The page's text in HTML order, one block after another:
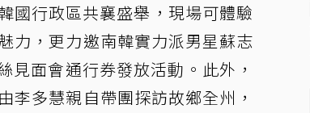
國行政區共襄盛舉，現場可體驗
力，更力邀南韓實力派男星蘇志
面會通行券發放活動。此外，
李多慧親自帶團探訪故鄉全州，